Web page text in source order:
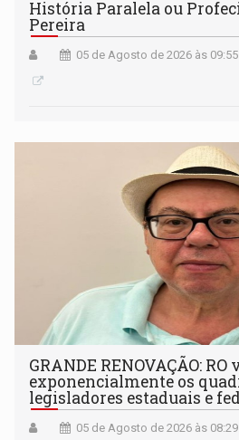
História Paralela ou
Pereira
05 de Agosto de 2026 às 09:55
GRANDE RENOVAÇÃO:
exponencialmente os
legisladores estaduais e
05 de Agosto de 2026 às 08:29